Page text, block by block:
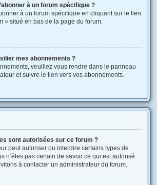
à un forum spécifique ?
à un forum spécifique en cliquant sur le lien
» situé en bas de la page du forum.
mes abonnements ?
veuillez vous rendre dans le panneau
et suivre le lien vers vos abonnements.
sont autorisées sur ce forum ?
peut autoriser ou interdire certains types de
n’êtes pas certain de savoir ce qui est autorisé
à contacter un administrateur du forum.